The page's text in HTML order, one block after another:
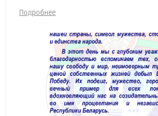
Подробнее